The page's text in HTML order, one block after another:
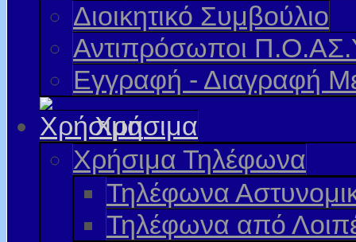
Διοικητικό Συμβούλιο
Αντιπρόσωποι
Εγγραφή - Διαγραφή
Χρήσιμα
Χρήσιμα Τηλέφωνα
Τηλέφωνα
Τηλέφωνα από